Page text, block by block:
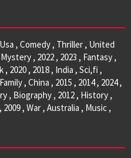
, Comedy , Thriller , United
, 2022 , 2023 , Fantasy ,
, 2020 , 2018 , India , Sci,fi ,
, China , 2015 , 2014 , 2024 ,
, Biography , 2012 , History ,
, War , Australia , Music ,